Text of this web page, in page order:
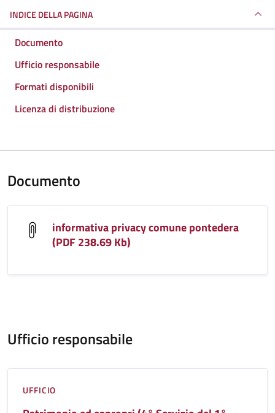
INDICE DELLA PAGINA
Documento
Ufficio responsabile
Formati disponibili
Licenza di distribuzione
Documento
informativa privacy comune pontedera
(PDF 238.69 Kb)
Ufficio responsabile
UFFICIO